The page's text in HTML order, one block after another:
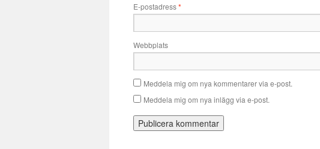
E-postadress*
Webbplats
Meddela mig om nya kommentarer via e-post.
Meddela mig om nya inlägg via e-post.